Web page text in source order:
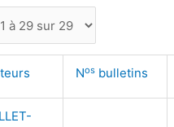
Nos bulletins